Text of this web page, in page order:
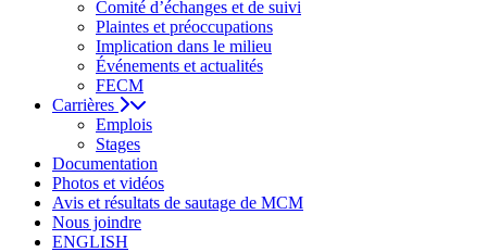
Comité d’échanges et de suivi
Plaintes et préoccupations
Implication dans le milieu
Événements et actualités
FECM
Carrières
Emplois
Stages
Documentation
Photos et vidéos
Avis et résultats de sautage de MCM
Nous joindre
ENGLISH